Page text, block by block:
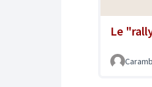
Le